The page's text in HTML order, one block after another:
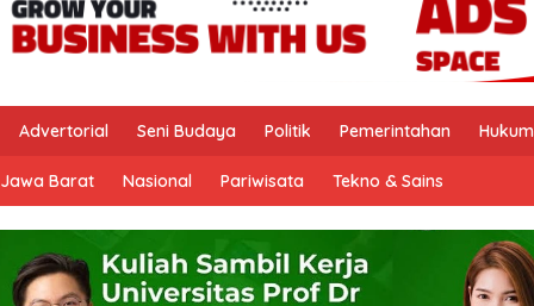
Advertorial Seni Budaya Politik Pemerintahan Hukum
Jawa Barat Nasional Pariwisata Tekno & Sains